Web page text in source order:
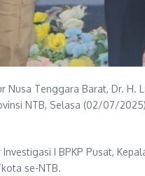
Nusa Tenggara Barat, Dr. H.
NTB, Selasa (02/07/
I BPKP Pusat,
se-NTB.